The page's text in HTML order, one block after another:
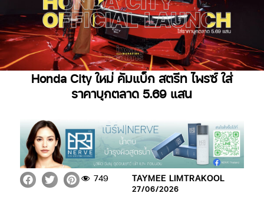
Honda City ใหม่ คัมแบ็ก สตรีท ไพรซ์ ใส่
ราคาบุกตลาด 5.69 แสน
TAYMEE LIMTRAKOOL
27/06/2026
749